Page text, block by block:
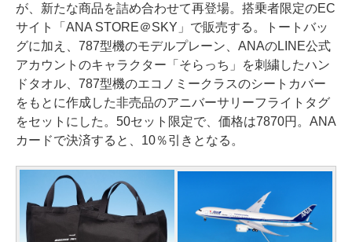
が、新たな商品を詰め合わせて再登場。搭乗者限定のEC
サイト「ANA STORE＠SKY」で販売する。トートバッ
グに加え、787型機のモデルプレーン、ANAのLINE公式
アカウントのキャラクター「そらっち」を刺繍したハン
ドタオル、787型機のエコノミークラスのシートカバー
をもとに作成した非売品のアニバーサリーフライトタグ
をセットにした。50セット限定で、価格は7870円。ANA
カードで決済すると、10％引きとなる。